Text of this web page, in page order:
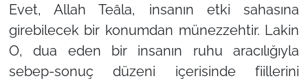
Evet, Allah Teâla, insanın etki sahasına
girebilecek bir konumdan münezzehtir. Lakin
O, dua eden bir insanın ruhu aracılığıyla
sebep-sonuç düzeni içerisinde fiillerini